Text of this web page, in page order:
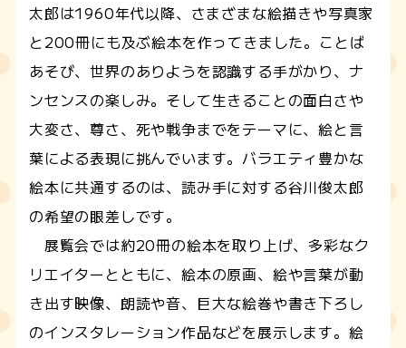
太郎は1960年代以降、さまざまな絵描きや写真家
と200冊にも及ぶ絵本を作ってきました。ことば
あそび、世界のありようを認識する手がかり、ナ
ンセンスの楽しみ。そして生きることの面白さや
大変さ、尊さ、死や戦争までをテーマに、絵と言
葉による表現に挑んでいます。バラエティ豊かな
絵本に共通するのは、読み手に対する谷川俊太郎
の希望の眼差しです。
展覧会では約20冊の絵本を取り上げ、多彩なク
リエイターとともに、絵本の原画、絵や言葉が動
き出す映像、朗読や音、巨大な絵巻や書き下ろし
のインスタレーション作品などを展示します。絵